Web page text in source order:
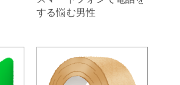
する悩む男性